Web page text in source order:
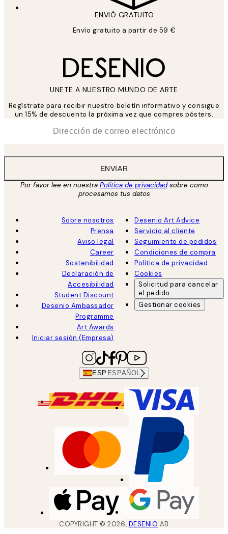
ENVIÓ GRATUITO
Envío gratuito a partir de 59 €
UNETE A NUESTRO MUNDO DE ARTE
Regístrate para recibir nuestro boletín informativo y consigue
un 15% de descuento la próxima vez que compres pósters.
ENVIAR
Por favor lee en nuestra Política de privacidadsobre como
procesamos tus datos
Sobre nosotros
Prensa
Aviso legal
Career
Sostenibilidad
Declaración de
Accesibilidad
Student Discount
Desenio Ambassador
Programme
Art Awards
Iniciar sesión (Empresa)
Desenio Art Advice
Servicio al cliente
Seguimiento de pedidos
Condiciones de compra
Política de privacidad
Cookies
Solicitud para cancelar
el pedido
Gestionar cookies
ESP ESPAÑOL
COPYRIGHT ©2026, DESENIO AB